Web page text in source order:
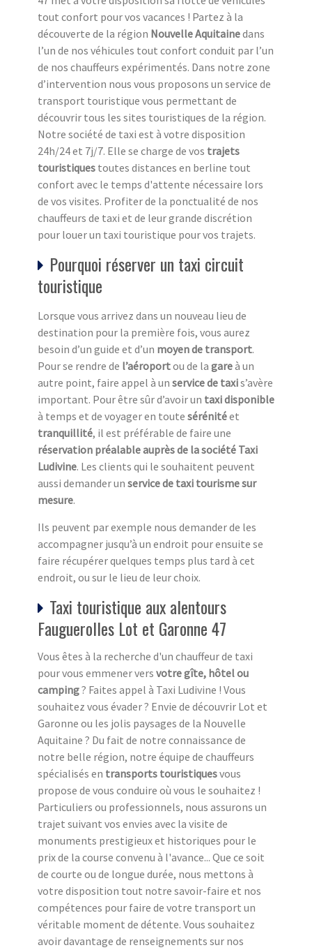
tout confort pour vos vacances ! Partez à la
découverte de la région Nouvelle Aquitainedans
l’un de nos véhicules tout confort conduit par l’un
de nos chauffeurs expérimentés. Dans notre zone
d’intervention nous vous proposons un service de
transport touristique vous permettant de
découvrir tous les sites touristiques de la région.
Notre société de taxi est à votre disposition
24h/24 et 7j/7. Elle se charge de vos trajets
touristiques toutes distances en berline tout
confort avec le temps d'attente nécessaire lors
de vos visites. Profiter de la ponctualité de nos
chauffeurs de taxi et de leur grande discrétion
pour louer un taxi touristique pour vos trajets.
Pourquoi réserver un taxi circuit
touristique
Lorsque vous arrivez dans un nouveau lieu de
destination pour la première fois, vous aurez
besoin d’un guide et d’un moyen de transport.
Pour se rendre de l’aéroportou de la gareà un
autre point, faire appel à un service de taxis’avère
important. Pour être sûr d’avoir un taxi disponible
à temps et de voyager en toute sérénitéet
tranquillité, il est préférable de faire une
réservation préalable auprès de la société Taxi
Ludivine. Les clients qui le souhaitent peuvent
aussi demander un service de taxi tourisme sur
mesure.
Ils peuvent par exemple nous demander de les
accompagner jusqu’à un endroit pour ensuite se
faire récupérer quelques temps plus tard à cet
endroit, ou sur le lieu de leur choix.
Taxi touristique aux alentours
Fauguerolles Lot et Garonne 47
Vous êtes à la recherche d'un chauffeur de taxi
pour vous emmener vers votre gîte, hôtel ou
camping? Faites appel à Taxi Ludivine ! Vous
souhaitez vous évader ? Envie de découvrir Lot et
Garonne ou les jolis paysages de la Nouvelle
Aquitaine ? Du fait de notre connaissance de
notre belle région, notre équipe de chauffeurs
spécialisés en transports touristiquesvous
propose de vous conduire où vous le souhaitez !
Particuliers ou professionnels, nous assurons un
trajet suivant vos envies avec la visite de
monuments prestigieux et historiques pour le
prix de la course convenu à l'avance... Que ce soit
de courte ou de longue durée, nous mettons à
votre disposition tout notre savoir-faire et nos
compétences pour faire de votre transport un
véritable moment de détente. Vous souhaitez
avoir davantage de renseignements sur nos